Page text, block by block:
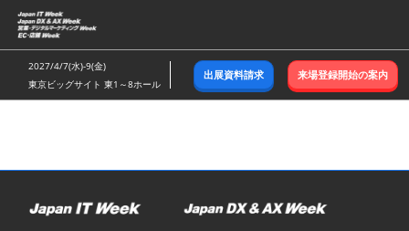
ス
キ
ッ
し
む
2027/4/7(水)-9(金)
東京ビッグサイト 東1～8ホール
出展資料請求 来場登録開始の案内